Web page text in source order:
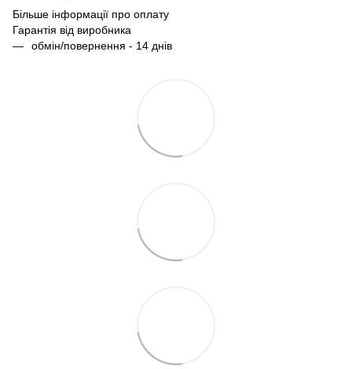
Більше інформації про оплату
Гарантія від виробника
обмін/повернення - 14 днів